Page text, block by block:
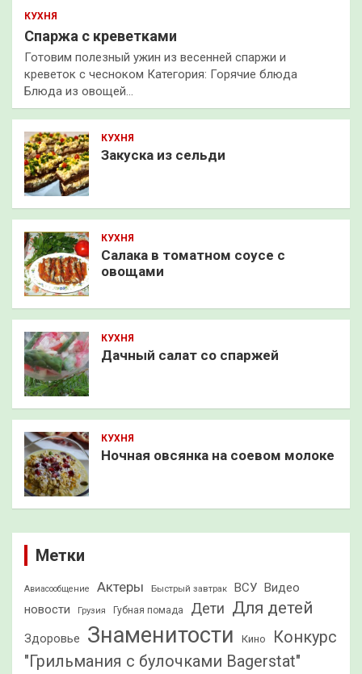
КУХНЯ
Спаржа с креветками
Готовим полезный ужин из весенней спаржи и
креветок с чесноком Категория: Горячие блюда
Блюда из овощей…
КУХНЯ
Закуска из сельди
КУХНЯ
Салака в томатном соусе с
овощами
КУХНЯ
Дачный салат со спаржей
КУХНЯ
Ночная овсянка на соевом молоке
Метки
Авиасообщение Актеры Быстрый завтрак ВСУ
Видео
новости
Грузия Губная помада Дети Для детей
Здоровье Знаменитости Кино
Конкурс
"Грильмания с булочками Bagerstat"